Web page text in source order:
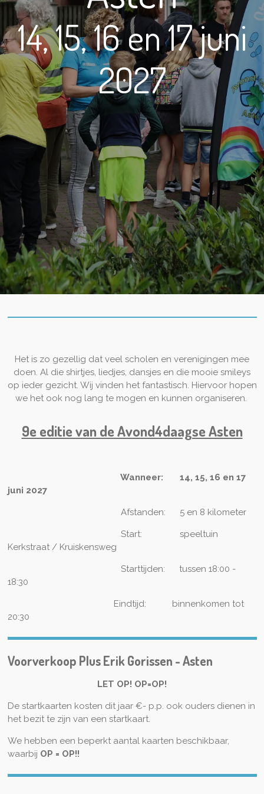
14, 15, 16 en 17 juni
2027
Het is zo gezellig dat veel scholen en verenigingen mee
doen. Al die shirtjes, liedjes, dansjes en die mooie smileys
op ieder gezicht. Wij vinden het fantastisch. Hiervoor hopen
we het ook nog lang te mogen en kunnen organiseren.
9e editie van de Avond4daagse Asten
Wanneer: 14, 15, 16 en 17
juni 2027
Afstanden: 5 en 8 kilometer
Start: speeltuin
Kerkstraat / Kruiskensweg
Starttijden: tussen 18:00 -
18:30
Eindtijd: binnenkomen tot
20:30
Voorverkoop Plus Erik Gorissen - Asten
LET OP! OP=OP!
De startkaarten kosten dit jaar €- p.p. ook ouders dienen in
het bezit te zijn van een startkaart.
We hebben een beperkt aantal kaarten beschikbaar,
waarbij OP = OP!!